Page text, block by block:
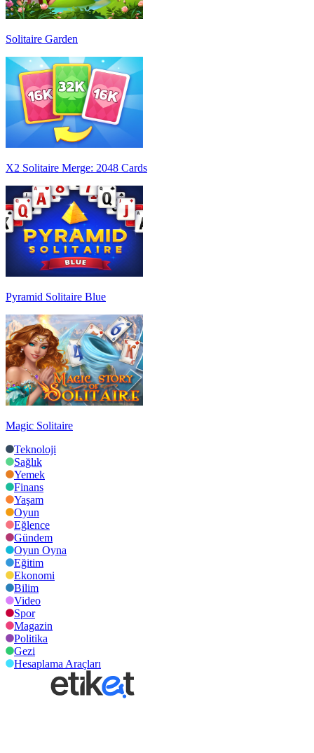
Solitaire Garden
X2 Solitaire Merge: 2048 Cards
Pyramid Solitaire Blue
Magic Solitaire
Teknoloji
Sağlık
Yemek
Finans
Yaşam
Oyun
Eğlence
Gündem
Oyun Oyna
Eğitim
Ekonomi
Bilim
Video
Spor
Magazin
Politika
Gezi
Hesaplama Araçları